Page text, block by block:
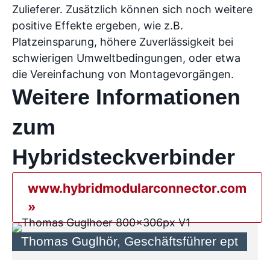
Zulieferer. Zusätzlich können sich noch weitere
positive Effekte ergeben, wie z.B.
Platzeinsparung, höhere Zuverlässigkeit bei
schwierigen Umweltbedingungen, oder etwa
die Vereinfachung von Montagevorgängen.
Weitere Informationen
zum
Hybridsteckverbinder
www.hybridmodularconnector.com
»
Thomas Guglhör, Geschäftsführer ept